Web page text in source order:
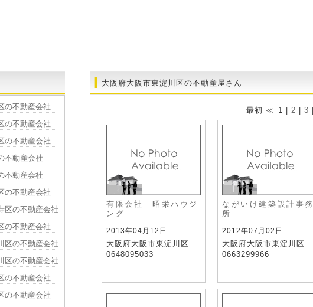
大阪府大阪市東淀川区の不動産屋さん
最初 ≪ 1 | 2 3
有限会社 昭栄ハウジ
ング
2013年04月12日
大阪府大阪市東淀川区
0648095033
ながいけ建築設計事務
所
2012年07月02日
大阪府大阪市東淀川区
0663299966
の不動産会社
の不動産会社
の不動産会社
不動産会社
不動産会社
の不動産会社
区の不動産会社
の不動産会社
区の不動産会社
区の不動産会社
の不動産会社
の不動産会社